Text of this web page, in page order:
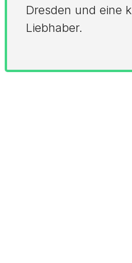
Dresden und eine
Liebhaber.